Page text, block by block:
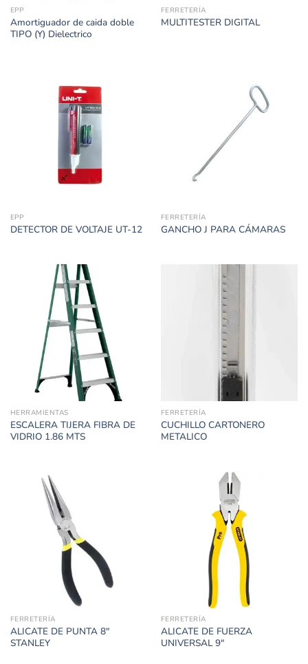
EPP
Amortiguador de caida doble
TIPO (Y) Dielectrico
FERRETERÍA
MULTITESTER DIGITAL
EPP
DETECTOR DE VOLTAJE UT-12
FERRETERÍA
GANCHO J PARA CÁMARAS
HERRAMIENTAS
ESCALERA TIJERA FIBRA DE
VIDRIO 1.86 MTS
FERRETERÍA
CUCHILLO CARTONERO
METALICO
FERRETERÍA
ALICATE DE PUNTA 8″
STANLEY
FERRETERÍA
ALICATE DE FUERZA
UNIVERSAL 9″